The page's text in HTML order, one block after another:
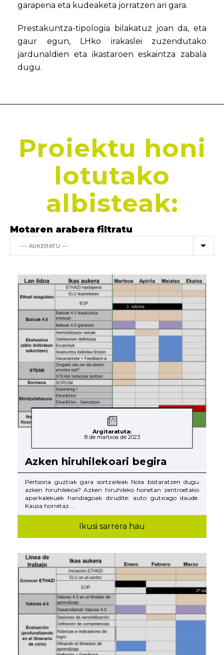
garapena eta kudeaketa jorratzen ari gara.
Prestakuntza-tipologia bilakatuz joan da, eta
gaur egun, LHko irakaslei zuzendutako
jardunaldien eta ikastaroen eskaintza zabala
dugu.
Proiektu honi
lotutako
albisteak:
Motaren arabera filtratu
Argitaratuta:
8 de martxoa de 2023
Azken hiruhilekoari begira
Pertsona guztiak gara sortzaileak Nola bistaratzen dugu
azken hiruhilekoa? Azken hiruhileko honetan zentroetako
aparkalekuek handiagoak dirudite: auto gutxiago daude.
Kausa horretaz ...
Ikusi sarrera hau